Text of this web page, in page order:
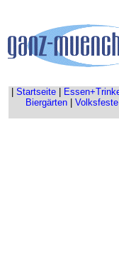
Startseite
Biergärten| Volksfeste|